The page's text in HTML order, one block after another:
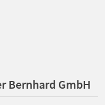
Bernhard GmbH